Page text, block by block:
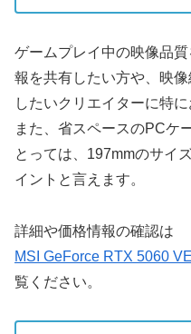
ゲームプレイ中の映像品
報を共有したい方や、映
したいクリエイターに特に
また、省スペースのPCケ
とっては、197mmのサイ
イントと言えます。
詳細や価格情報の確認は
MSI GeForce RTX 5060
覧ください。